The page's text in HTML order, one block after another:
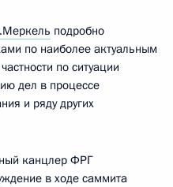
подробно
по наиболее актуальным
по ситуации
дел в процессе
и ряду других
канцлер ФРГ
в ходе саммита